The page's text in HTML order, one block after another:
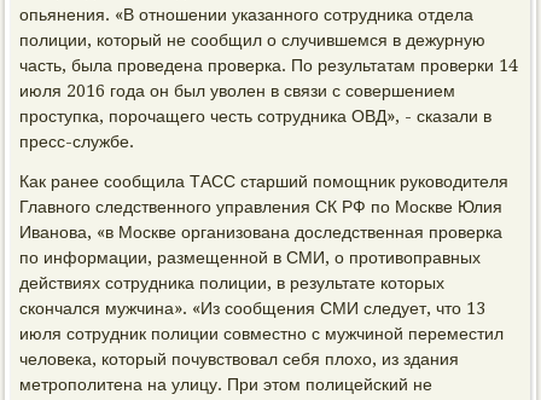
опьянения. «В отношении указанного сотрудника отдела
полиции, который не сообщил о случившемся в дежурную
часть, была проведена проверка. По результатам проверки 14
июля 2016 года он был уволен в связи с совершением
проступка, порочащего честь сотрудника ОВД», - сказали в
пресс-службе.
Как ранее сообщила ТАСС старший помощник руководителя
Главного следственного управления СК РФ по Москве Юлия
Иванова, «в Москве организована доследственная проверка
по информации, размещенной в СМИ, о противоправных
действиях сотрудника полиции, в результате которых
скончался мужчина». «Из сообщения СМИ следует, что 13
июля сотрудник полиции совместно с мужчиной переместил
человека, который почувствовал себя плохо, из здания
метрополитена на улицу. При этом полицейский не